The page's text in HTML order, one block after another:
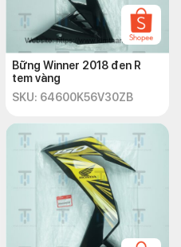
Bững Winner 2018 đen R
tem vàng
SKU: 64600K56V30ZB